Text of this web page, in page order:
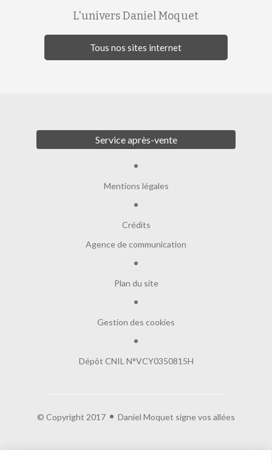
L'univers Daniel Moquet
Tous nos sites internet
Service après-vente
Mentions légales
Crédits
Agence de communication
Plan du site
Gestion des cookies
Dépôt CNIL N°VCY0350815H
© Copyright 2017 Daniel Moquet signe vos allées